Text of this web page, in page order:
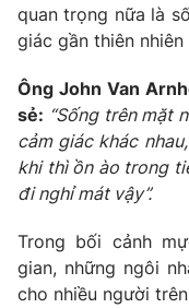
Theo dõi báo trên
Cơ quan chủ quản:Đài
Cơ quan báo chí:Thời
Giấy phép hoạt động
cấp ngày 29/12/2023
Tổng Biên tập:Vũ
Phó Tổng Biên tập:
Nguyễn Trọng Ninh
Tổng đài VTV:024.38
quan trọng nữa là
giác gần thiên nhiên
Ông John Van
sẻ: “Sống trên mặt
cảm giác khác
khi thì ồn ào trong
đi nghỉ mát vậy”.
Trong bối cảnh
gian, những ngôi
cho nhiều người